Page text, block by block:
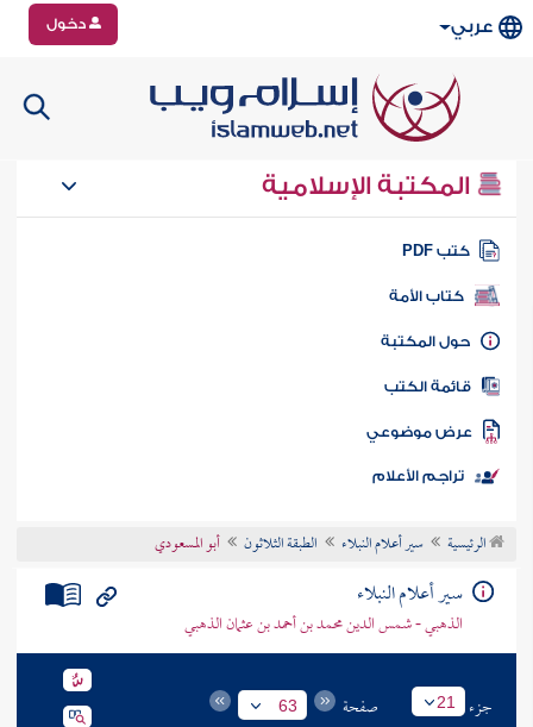
عربي دخول
المكتبة الإسلامية
كتب PDF
كتاب الأمة
المكتبة
الكتب
موضوعي
تراجم الأعلام
الرئيسية سير أعلام النبلاء الطبقة الثلاثون أبو المسعودي
سير أعلام النبلاء
الذهبي - شمس الدين محمد بن أحمد بن عثمان الذهبي
جزء 21 صفحة 63